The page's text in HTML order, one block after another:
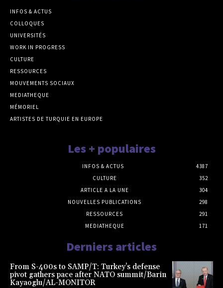
INFOS & ACTUS
COLLOQUES
UNIVERSITÉS
WORK IN PROGRESS
CULTURE
RESSOURCES
MOUVEMENTS SOCIAUX
MEDIATHEQUE
MÉMORIEL
ARTISTES DE TURQUIE EN EUROPE
Les + populaires
INFOS & ACTUS
4387
CULTURE
352
ARTICLE A LA UNE
304
NOUVELLES PUBLICATIONS
298
RESSOURCES
291
MEDIATHEQUE
171
Derniers articles
From S-400s to SAMP/T: Turkey’s defense
pivot gathers pace after NATO summit/Barin
Kayaoglu/AL-MONITOR